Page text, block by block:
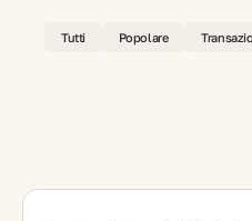
Tutti Popolare